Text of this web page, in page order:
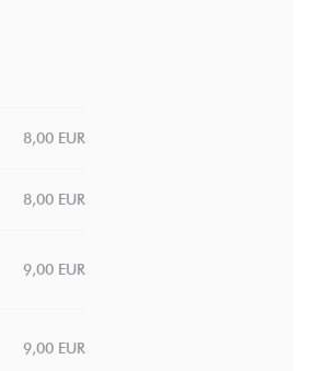
8,00 EUR
8,00 EUR
9,00 EUR
9,00 EUR